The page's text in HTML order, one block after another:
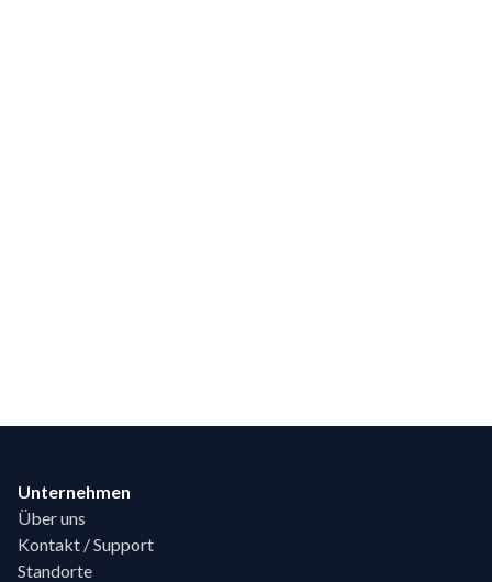
Unternehmen
Über uns
Kontakt / Support
Standorte